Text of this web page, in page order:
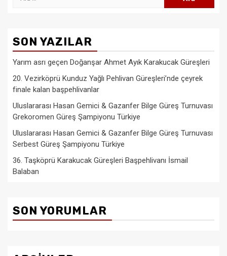
SON YAZILAR
Yarım asrı geçen Doğanşar Ahmet Ayık Karakucak Güreşleri
20. Vezirköprü Kunduz Yağlı Pehlivan Güreşleri’nde çeyrek
finale kalan başpehlivanlar
Uluslararası Hasan Gemici & Gazanfer Bilge Güreş Turnuvası
Grekoromen Güreş Şampiyonu Türkiye
Uluslararası Hasan Gemici & Gazanfer Bilge Güreş Turnuvası
Serbest Güreş Şampiyonu Türkiye
36. Taşköprü Karakucak Güreşleri Başpehlivanı İsmail
Balaban
SON YORUMLAR